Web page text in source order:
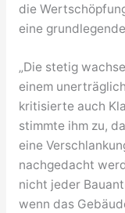
die
eine
„Die stetig
einem
kritisierte auch
stimmte ihm zu,
eine
nachgedacht
nicht jeder
wenn das